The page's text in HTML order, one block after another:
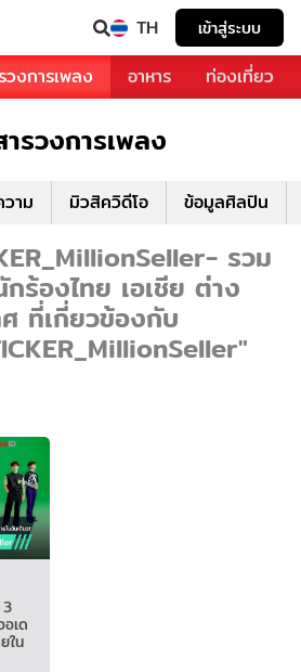
TH เข้าสู่ระบบ
วงการเพลง อาหาร ท่องเที่ยว
รวงการเพลง
าม มิวสิควิดีโอ ข้อมูลศิลปิน
รวม
ร้องไทย เอเชีย ต่าง
ศ ที่เกี่ยวข้องกับ
เด
ใน